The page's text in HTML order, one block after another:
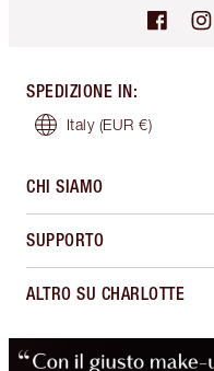
SPEDIZIONE IN:
Italy (EUR €)
CHI SIAMO
SUPPORTO
ALTRO SU CHARLOTTE